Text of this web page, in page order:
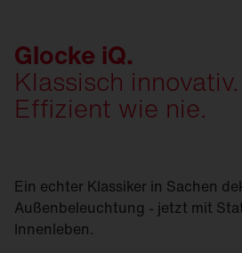
Glocke iQ.
Klassisch innovativ.
Effizient wie nie.
Ein echter Klassiker in Sachen
Außenbeleuchtung - jetzt mit
Innenleben.